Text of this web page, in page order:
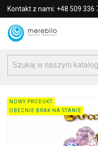
Kontakt z nami: +48 509 336
NOWY PRODUKT
OBECNIE BRAK NA STANIE